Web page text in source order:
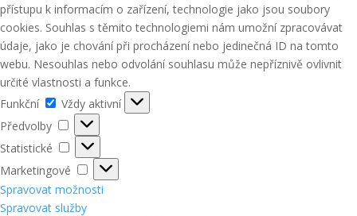
přístupu k informacím o zařízení, technologie jako jsou soubory
cookies. Souhlas s těmito technologiemi nám umožní zpracovávat
údaje, jako je chování při procházení nebo jedinečná ID na tomto
webu. Nesouhlas nebo odvolání souhlasu může nepříznivě ovlivnit
určité vlastnosti a funkce.
Funkční
Funkční
Vždy aktivní
Předvolby
Předvolby
Statistické
Statistické
Marketingové
Marketingové
Spravovat možnosti
Spravovat služby